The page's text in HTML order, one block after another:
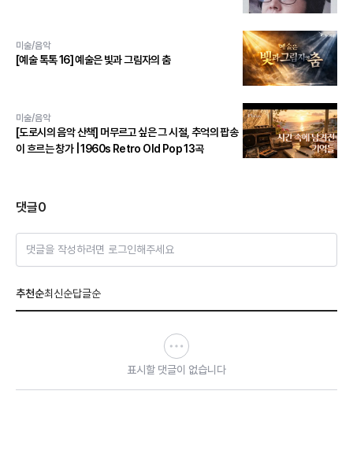
미술/음악
[예술 톡톡 16] 예술은 빛과 그림자의 춤
미술/음악
[도로시의 음악 산책] 머무르고 싶은 그 시절, 추억의 팝송
이 흐르는 창가 | 1960s Retro Old Pop 13곡
댓글0
댓글을 작성하려면 로그인해주세요
추천순최신순답글순
표시할 댓글이 없습니다